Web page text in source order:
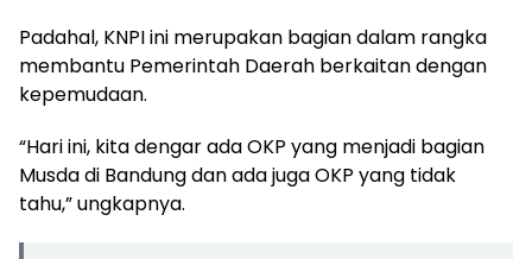
Padahal, KNPI ini merupakan bagian dalam rangka
membantu Pemerintah Daerah berkaitan dengan
kepemudaan.
“Hari ini, kita dengar ada OKP yang menjadi bagian
Musda di Bandung dan ada juga OKP yang tidak
tahu,” ungkapnya.